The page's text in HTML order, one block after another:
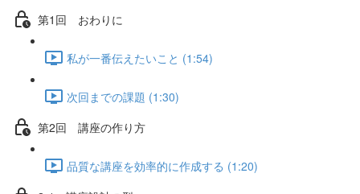
第1回 おわりに
私が一番伝えたいこと (1:54)
次回までの課題 (1:30)
第2回 講座の作り方
品質な講座を効率的に作成する (1:20)